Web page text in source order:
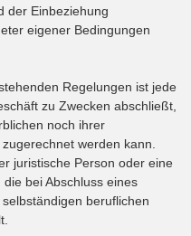
der Einbeziehung
eigener Bedingungen
Regelungen ist jede
zu Zwecken abschließt,
noch ihrer
werden kann.
juristische Person oder eine
bei Abschluss eines
beruflichen